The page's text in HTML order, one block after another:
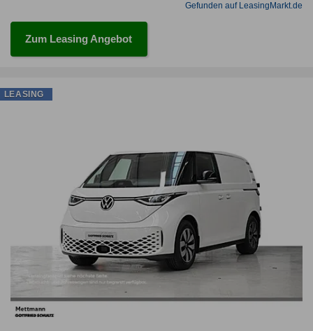
Gefunden auf LeasingMarkt.de
Zum Leasing Angebot
LEASING